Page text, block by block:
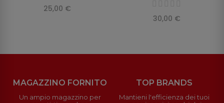
25,00 €
30,00 €
MAGAZZINO FORNITO
Un ampio magazzino per
TOP BRANDS
Mantieni l'efficienza dei tuoi